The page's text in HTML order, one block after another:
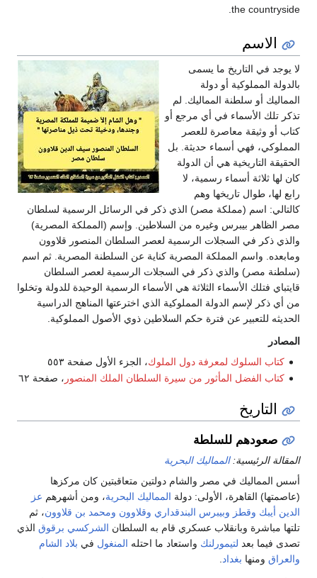
the countryside.
الاسم
لا يوجد في التاريخ ما يسمى
بالدولة المملوكية أو دولة
المماليك أو سلطنة المماليك. لم
تذكر تلك الأسماء في أي مرجع أو
كتاب أو وثيقة معاصرة للعصر
المملوكي، فهي أسماء حديثة. بل
الحقيقة التاريخية هي أن الدولة
كان لها ثلاثة أسماء رسمية، لا
رابع لها، طوال تاريخها وهم
كالتالي: اسم (مملكة مصر) الذي ذكر في الرسائل الرسمية لسلطان
مصر الظاهر بيبرس وغيره من السلاطين. وإسم (المملكة المصرية)
والذي ذكر في السجلات الرسمية لعصر السلطان المنصور قلاوون
ومابعده. واسم المملكة المصرية كناية عن السلطنة المصرية. ثم اسم
(سلطنة مصر) والذي ذكر في السجلات الرسمية لعصر السلطان
قايتباي فتلك الأسماء الثلاثة هي الأسماء الرسمية الوحيدة للدولة وتخلوا
من أي ذكر لإسم الدولة المملوكية الذي اخترعتها المناهج الدراسية
الحديثه للتعبير عن فترة حكم السلاطين ذوي الأصول المملوكية.
المصادر
كتاب السلوك لمعرفة دول الملوك، الجزء الأول صفحة ٥٥٣
كتاب الفضل المأثور من سيرة السلطان الملك المنصور ، صفحة ٦٢
التاريخ
صعودهم للسلطة
المقالة الرئيسية:المماليك البحرية
أسس المماليك في مصر والشام دولتين متعاقبتين كان مركزها
(عاصمتها) القاهرة، الأولى: دولة المماليك البحرية، ومن أشهرهم عز
الدين أيبك وقطز وبيبرس البندقداري وقلاوون ومحمد بن قلاوون، ثم
تلتها مباشرة وبانقلاب عسكري قام به السلطان الشركسي برقوق الذي
تصدى فيما بعد لتيمورلنك واستعاد ما احتله المنغول في بلاد الشام
والعراق ومنها بغداد